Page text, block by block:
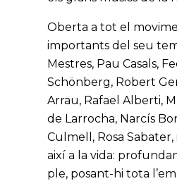
Oberta a tot el
importants del seu
Mestres, Pau Casals,
Schönberg, Robert
Arrau, Rafael Alberti,
de Larrocha, Narcís
Culmell, Rosa
així a la vida:
ple, posant-hi tota